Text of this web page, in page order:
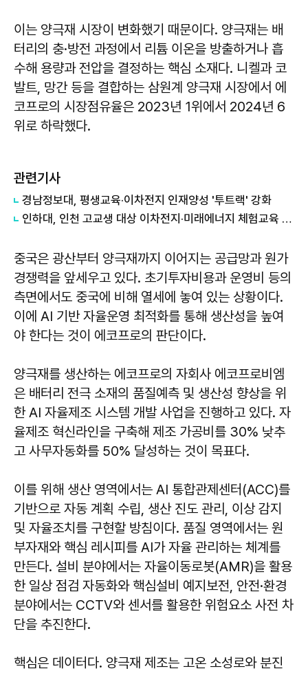
이는 양극재 시장이 변화했기 때문이다. 양극재는 배
터리의 충·방전 과정에서 리튬 이온을 방출하거나 흡
수해 용량과 전압을 결정하는 핵심 소재다. 니켈과 코
발트, 망간 등을 결합하는 삼원계 양극재 시장에서 에
코프로의 시장점유율은 2023년 1위에서 2024년 6
위로 하락했다.
관련기사
경남정보대, 평생교육·이차전지 인재양성 '투트랙' 강화
인하대, 인천 고교생 대상 이차전지·미래에너지 체험교육 운영
중국은 광산부터 양극재까지 이어지는 공급망과 원가
경쟁력을 앞세우고 있다. 초기투자비용과 운영비 등의
측면에서도 중국에 비해 열세에 놓여 있는 상황이다.
이에 AI 기반 자율운영 최적화를 통해 생산성을 높여
야 한다는 것이 에코프로의 판단이다.
양극재를 생산하는 에코프로의 자회사 에코프로비엠
은 배터리 전극 소재의 품질예측 및 생산성 향상을 위
한 AI 자율제조 시스템 개발 사업을 진행하고 있다. 자
율제조 혁신라인을 구축해 제조 가공비를 30% 낮추
고 사무자동화를 50% 달성하는 것이 목표다.
이를 위해 생산 영역에서는 AI 통합관제센터(ACC)를
기반으로 자동 계획 수립, 생산 진도 관리, 이상 감지
및 자율조치를 구현할 방침이다. 품질 영역에서는 원
부자재와 핵심 레시피를 AI가 자율 관리하는 체계를
만든다. 설비 분야에서는 자율이동로봇(AMR)을 활용
한 일상 점검 자동화와 핵심설비 예지보전, 안전·환경
분야에서는 CCTV와 센서를 활용한 위험요소 사전 차
단을 추진한다.
핵심은 데이터다. 양극재 제조는 고온 소성로와 분진